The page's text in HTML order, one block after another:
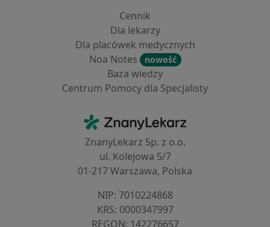
Cennik
Dla lekarzy
Dla placówek medycznych
Noa Notes
nowość
Baza wiedzy
Centrum Pomocy dla Specjalisty
ZnanyLekarz - Strona główna
ZnanyLekarz Sp. z o.o.
ul. Kolejowa 5/7
01-217 Warszawa, Polska
NIP: ⁠7010224868
KRS: ⁠0000347997
REGON: ⁠142276657